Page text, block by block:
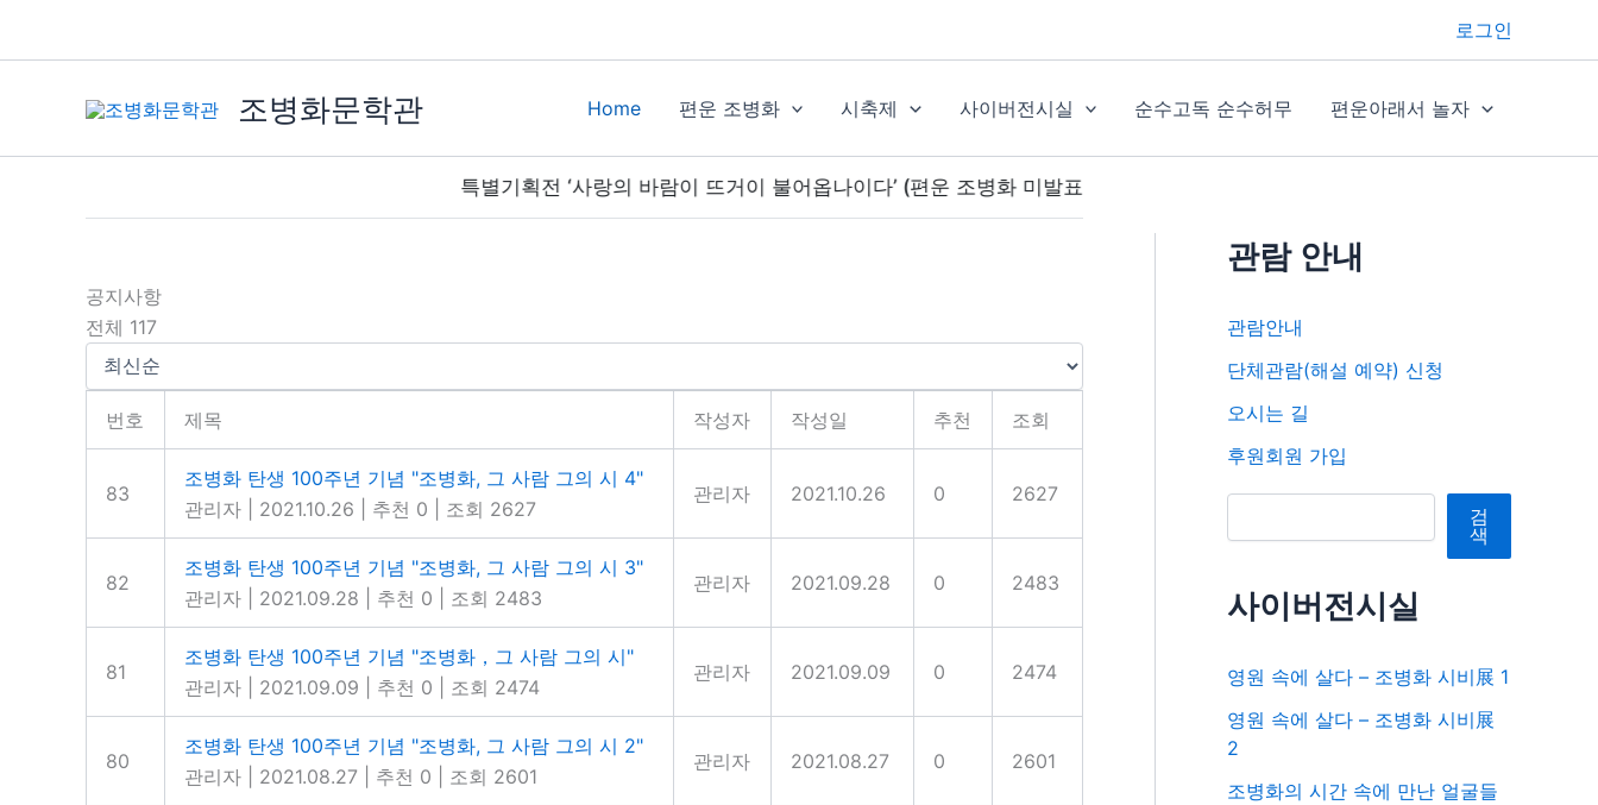
로그인
조병화문학관 Home 편운 조병화 시축제 사이버전시실 순수고독 순수허무 편운아래서 놀자
특별기획전 ‘사랑의 바람이 뜨거이 불어옵나이다’ (편운 조병화 미발표 시집 출간 기념전) / 5월 9일(토) ~ 9월 30일(수) / 1958년
공지사항
전체 117
번호 제목 작성자 작성일 추천 조회
83
조병화 탄생 100주년 기념 "조병화, 그 사람 그의 시 4"
관리자
2021.10.26 추천 0 조회 2627
관리자 2021.10.26 0 2627
82
조병화 탄생 100주년 기념 "조병화, 그 사람 그의 시 3"
관리자
2021.09.28 추천 0 조회 2483
관리자 2021.09.28 0 2483
81
조병화 탄생 100주년 기념 "조병화，그 사람 그의 시"
관리자
2021.09.09 추천 0 조회 2474
관리자 2021.09.09 0 2474
80
조병화 탄생 100주년 기념 "조병화, 그 사람 그의 시 2"
관리자
2021.08.27 추천 0 조회 2601
관리자 2021.08.27 0 2601
관람 안내
관람안내
단체관람(해설 예약) 신청
오시는 길
후원회원 가입
검
색
사이버전시실
영원 속에 살다 – 조병화 시비展 1
영원 속에 살다 – 조병화 시비展
2
조병화의 시간 속에 만난 얼굴들